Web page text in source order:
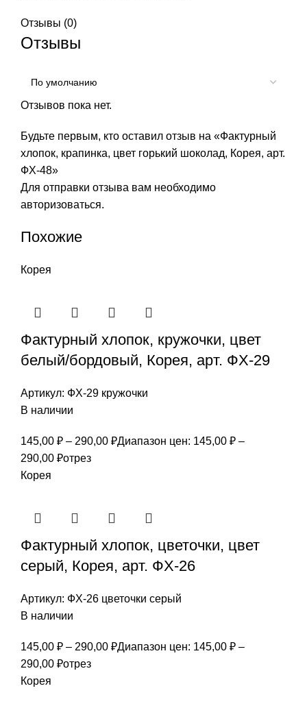
Отзывы (0)
Отзывы
Отзывов пока нет.
Будьте первым, кто оставил отзыв на «Фактурный
хлопок, крапинка, цвет горький шоколад, Корея, арт.
ФХ-48»
Для отправки отзыва вам необходимо
авторизоваться.
Похожие
Корея
Фактурный хлопок, кружочки, цвет
белый/бордовый, Корея, арт. ФХ-29
Артикул: ФХ-29 кружочки
В наличии
145,00 ₽ – 290,00 ₽Диапазон цен: 145,00 ₽ –
290,00 ₽отрез
Корея
Фактурный хлопок, цветочки, цвет
серый, Корея, арт. ФХ-26
Артикул: ФХ-26 цветочки серый
В наличии
145,00 ₽ – 290,00 ₽Диапазон цен: 145,00 ₽ –
290,00 ₽отрез
Корея